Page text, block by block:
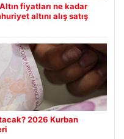
fiyatları ne kadar
altını alış satış
2026 Kurban